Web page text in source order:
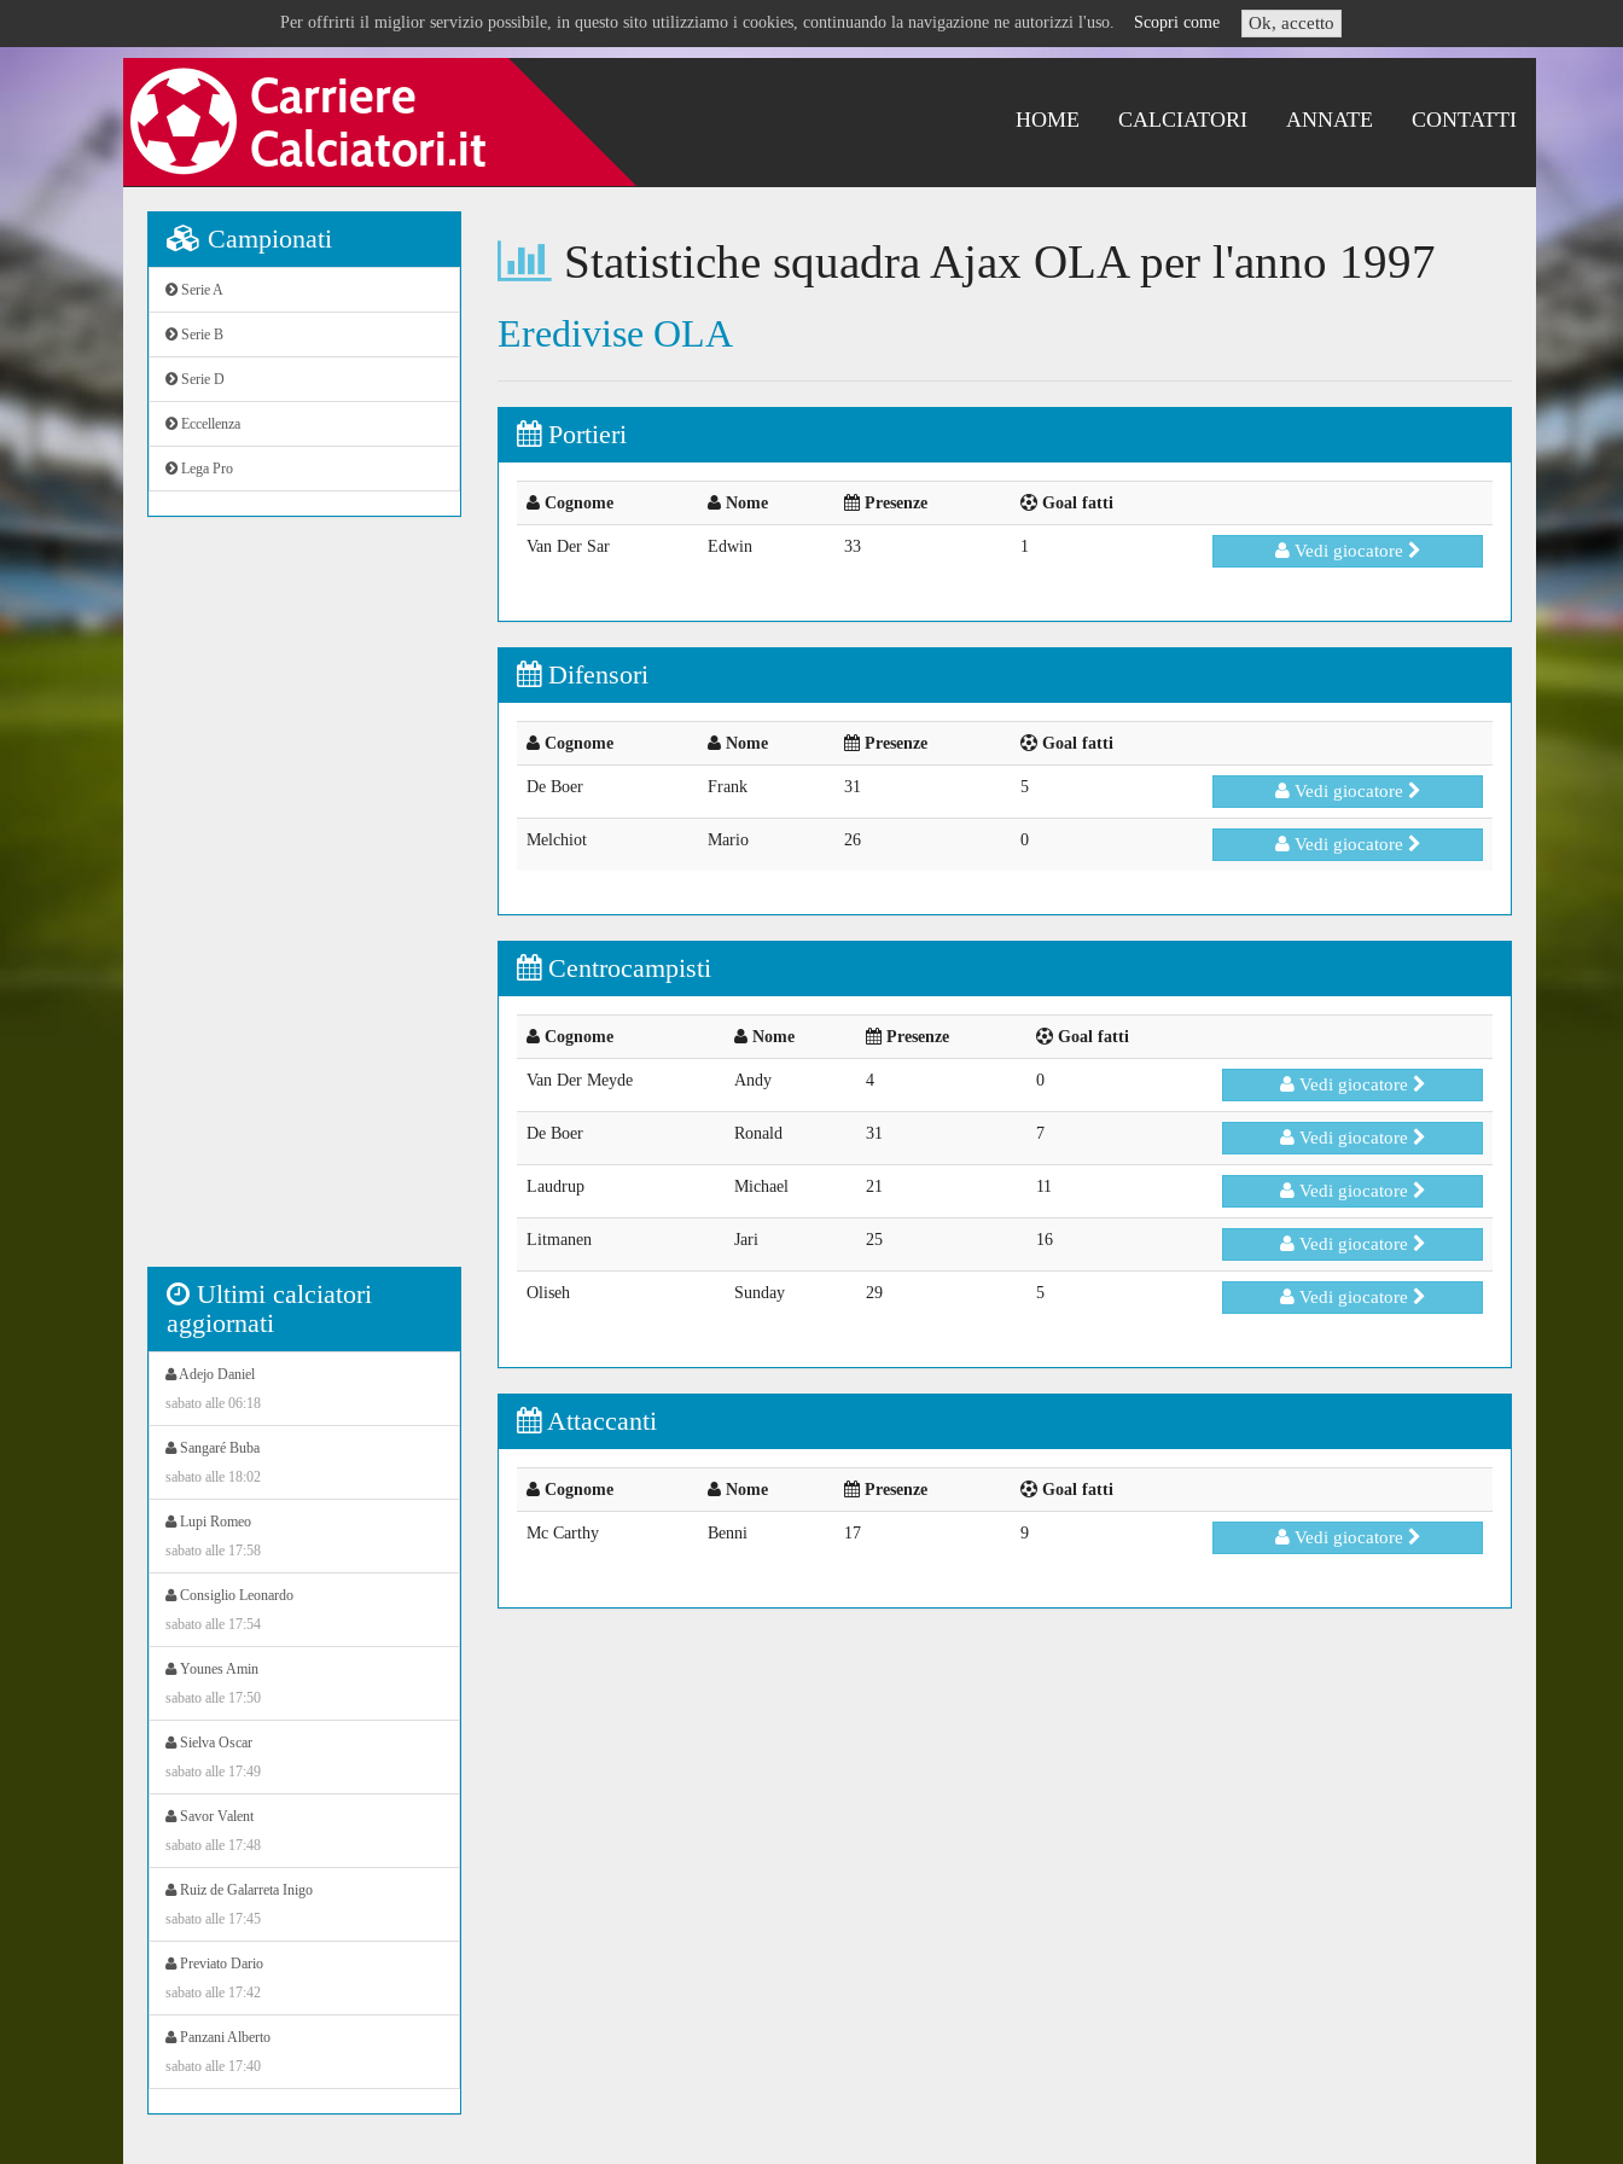
Per offrirti il miglior servizio possibile, in questo sito utilizziamo i cookies, continuando la navigazione ne autorizzi l'uso. Scopri come Ok, accetto
HOME CALCIATORI ANNATE CONTATTI
Campionati
Serie A
Serie B
Serie D
Eccellenza
Lega Pro
Ultimi calciatori
aggiornati
Adejo Daniel
sabato alle 06:18
Sangaré Buba
sabato alle 18:02
Lupi Romeo
sabato alle 17:58
Consiglio Leonardo
sabato alle 17:54
Younes Amin
sabato alle 17:50
Sielva Oscar
sabato alle 17:49
Savor Valent
sabato alle 17:48
Ruiz de Galarreta Inigo
sabato alle 17:45
Previato Dario
sabato alle 17:42
Panzani Alberto
sabato alle 17:40
Statistiche squadra Ajax OLA per l'anno 1997
Eredivise OLA
Portieri
Cognome Nome Presenze Goal fatti
Van Der Sar Edwin 33 1 Vedi giocatore
Difensori
Cognome Nome Presenze Goal fatti
De Boer Frank 31 5 Vedi giocatore
Melchiot Mario 26 0 Vedi giocatore
Centrocampisti
Cognome Nome Presenze Goal fatti
Van Der Meyde Andy 4 0 Vedi giocatore
De Boer Ronald 31 7 Vedi giocatore
Laudrup Michael 21 11 Vedi giocatore
Litmanen Jari 25 16 Vedi giocatore
Oliseh Sunday 29 5 Vedi giocatore
Attaccanti
Cognome Nome Presenze Goal fatti
Mc Carthy Benni 17 9 Vedi giocatore